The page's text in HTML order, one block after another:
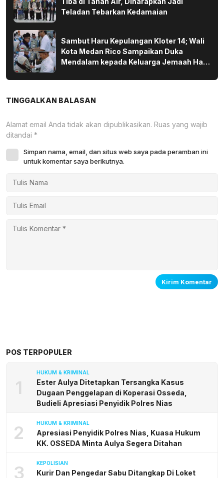
Teladan Tebarkan Kedamaian
Sambut Haru Kepulangan Kloter 14; Wali
Kota Medan Rico Sampaikan Duka
Mendalam kepada Keluarga Jemaah Haji
TINGGALKAN BALASAN
Alamat email Anda tidak akan dipublikasikan. Ruas yang wajib
ditandai *
Simpan nama, email, dan situs web saya pada peramban ini
untuk komentar saya berikutnya.
POS TERPOPULER
1
HUKUM & KRIMINAL
Ester Aulya Ditetapkan Tersangka Kasus
Dugaan Penggelapan di Koperasi Osseda,
Budieli Apresiasi Penyidik Polres Nias
2 HUKUM & KRIMINAL
Apresiasi Penyidik Polres Nias, Kuasa Hukum
KK. OSSEDA Minta Aulya Segera Ditahan
3 KEPOLISIAN
Kurir Dan Pengedar Sabu Ditangkap Di Loket